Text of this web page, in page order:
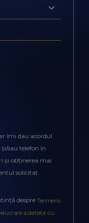
îmi dau acordul
sau telefon în
și obținerea mai
solicitat.
despre Termenii
a datelor cu